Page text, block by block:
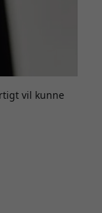
vil kunne